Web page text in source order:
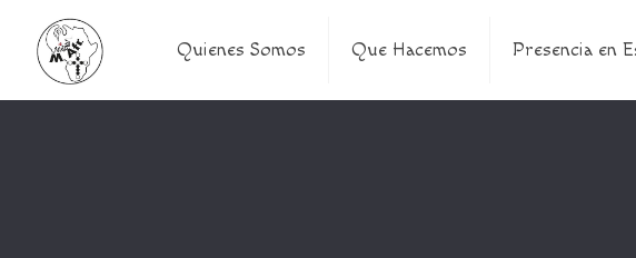
Quienes Somos Que Hacemos Presencia en